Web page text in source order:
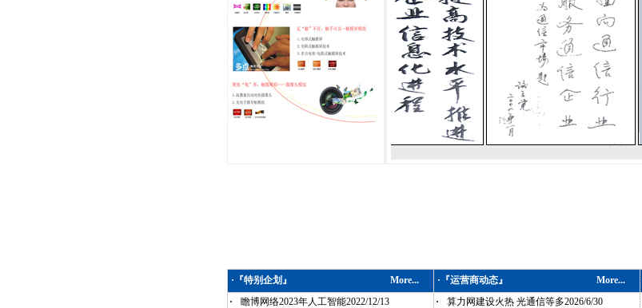
· 『特别企划』 More... · 『运营商动态』 More...
·
瞻博网络2023年人工智能2022/12/13
·
算力网建设火热 光通信等多2026/6/30